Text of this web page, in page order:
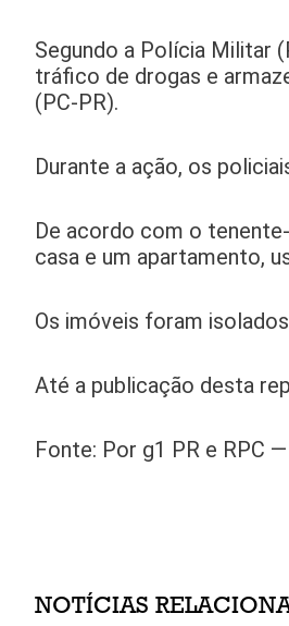
Segundo a Polícia Militar
tráfico de drogas e
(PC-PR).
Durante a ação, os
De acordo com o
casa e um apartamento,
Os imóveis foram
Até a publicação desta
Fonte: Por g1 PR e RPC
NOTÍCIAS